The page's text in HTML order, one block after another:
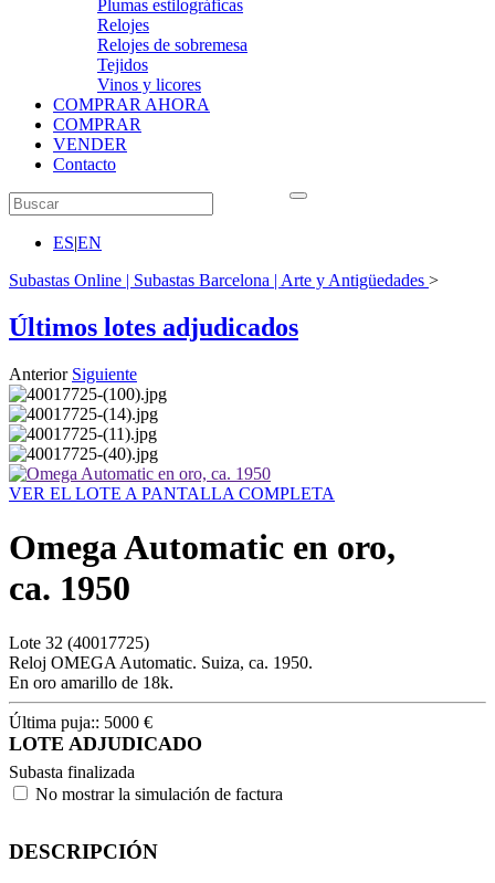
Plumas estilográficas
Relojes
Relojes de sobremesa
Tejidos
Vinos y licores
COMPRAR AHORA
COMPRAR
VENDER
Contacto
ES|EN
Subastas Online | Subastas Barcelona | Arte y Antigüedades >
Últimos lotes adjudicados
Anterior Siguiente
VER EL LOTE A PANTALLA COMPLETA
Omega Automatic en oro,
ca. 1950
Lote 32 (40017725)
Reloj OMEGA Automatic. Suiza, ca. 1950.
En oro amarillo de 18k.
Última puja:: 5000 €
LOTE ADJUDICADO
Subasta finalizada
No mostrar la simulación de factura
DESCRIPCIÓN